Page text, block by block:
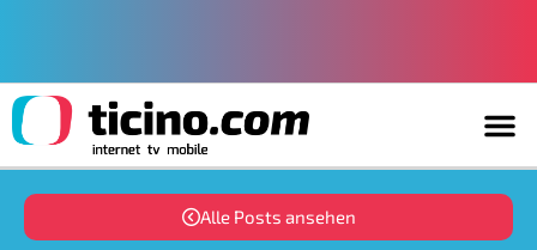
Alle Posts ansehen